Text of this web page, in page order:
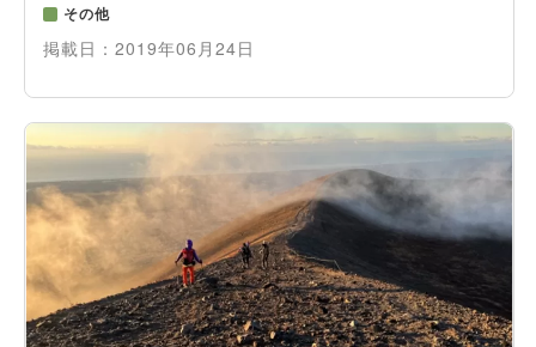
その他
掲載日： 2019年06月24日